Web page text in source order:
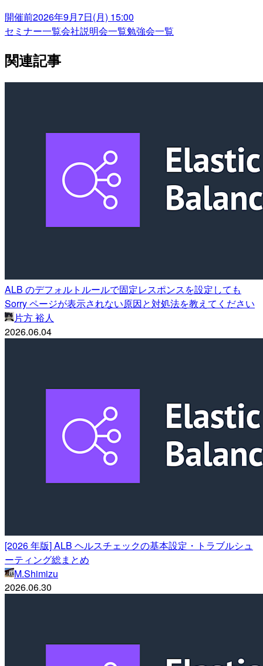
開催前2026年9月7日(月) 15:00
セミナー一覧会社説明会一覧勉強会一覧
関連記事
ALB のデフォルトルールで固定レスポンスを設定しても
Sorry ページが表示されない原因と対処法を教えてください
片方 裕人
2026.06.04
[2026 年版] ALB ヘルスチェックの基本設定・トラブルシュ
ーティング総まとめ
M.Shimizu
2026.06.30